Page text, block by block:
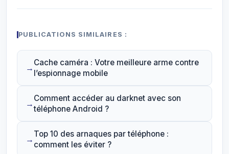
PUBLICATIONS SIMILAIRES :
Cache caméra : Votre meilleure arme contre
l’espionnage mobile
Comment accéder au darknet avec son
téléphone Android ?
Top 10 des arnaques par téléphone :
comment les éviter ?